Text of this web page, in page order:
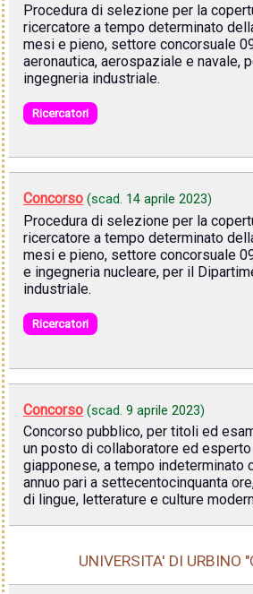
Procedura di selezione per la
ricercatore a tempo determinato
mesi e pieno, settore concorsuale
aeronautica, aerospaziale e navale,
ingegneria industriale.
Ricercatori
Concorso (scad. 14 aprile 2023)
Procedura di selezione per la
ricercatore a tempo determinato
mesi e pieno, settore concorsuale
e ingegneria nucleare, per il
industriale.
Ricercatori
Concorso (scad. 9 aprile 2023)
Concorso pubblico, per titoli ed
un posto di collaboratore ed
giapponese, a tempo indeterminato
annuo pari a settecentocinquanta
di lingue, letterature e culture
UNIVERSITA' DI URBINO